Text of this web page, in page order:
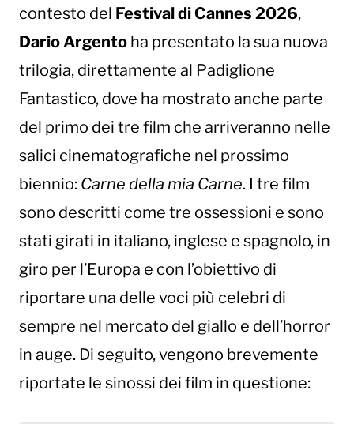
contesto del Festival di Cannes 2026,
Dario Argento ha presentato la sua nuova
trilogia, direttamente al Padiglione
Fantastico, dove ha mostrato anche parte
del primo dei tre film che arriveranno nelle
salici cinematografiche nel prossimo
biennio: Carne della mia Carne. I tre film
sono descritti come tre ossessioni e sono
stati girati in italiano, inglese e spagnolo, in
giro per l’Europa e con l’obiettivo di
riportare una delle voci più celebri di
sempre nel mercato del giallo e dell’horror
in auge. Di seguito, vengono brevemente
riportate le sinossi dei film in questione: